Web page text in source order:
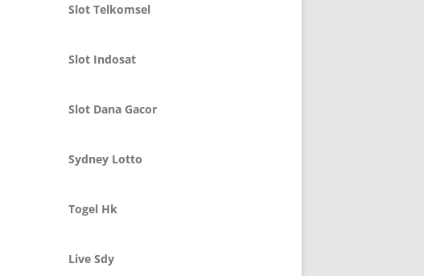
Slot Telkomsel
Slot Indosat
Slot Dana Gacor
Sydney Lotto
Togel Hk
Live Sdy